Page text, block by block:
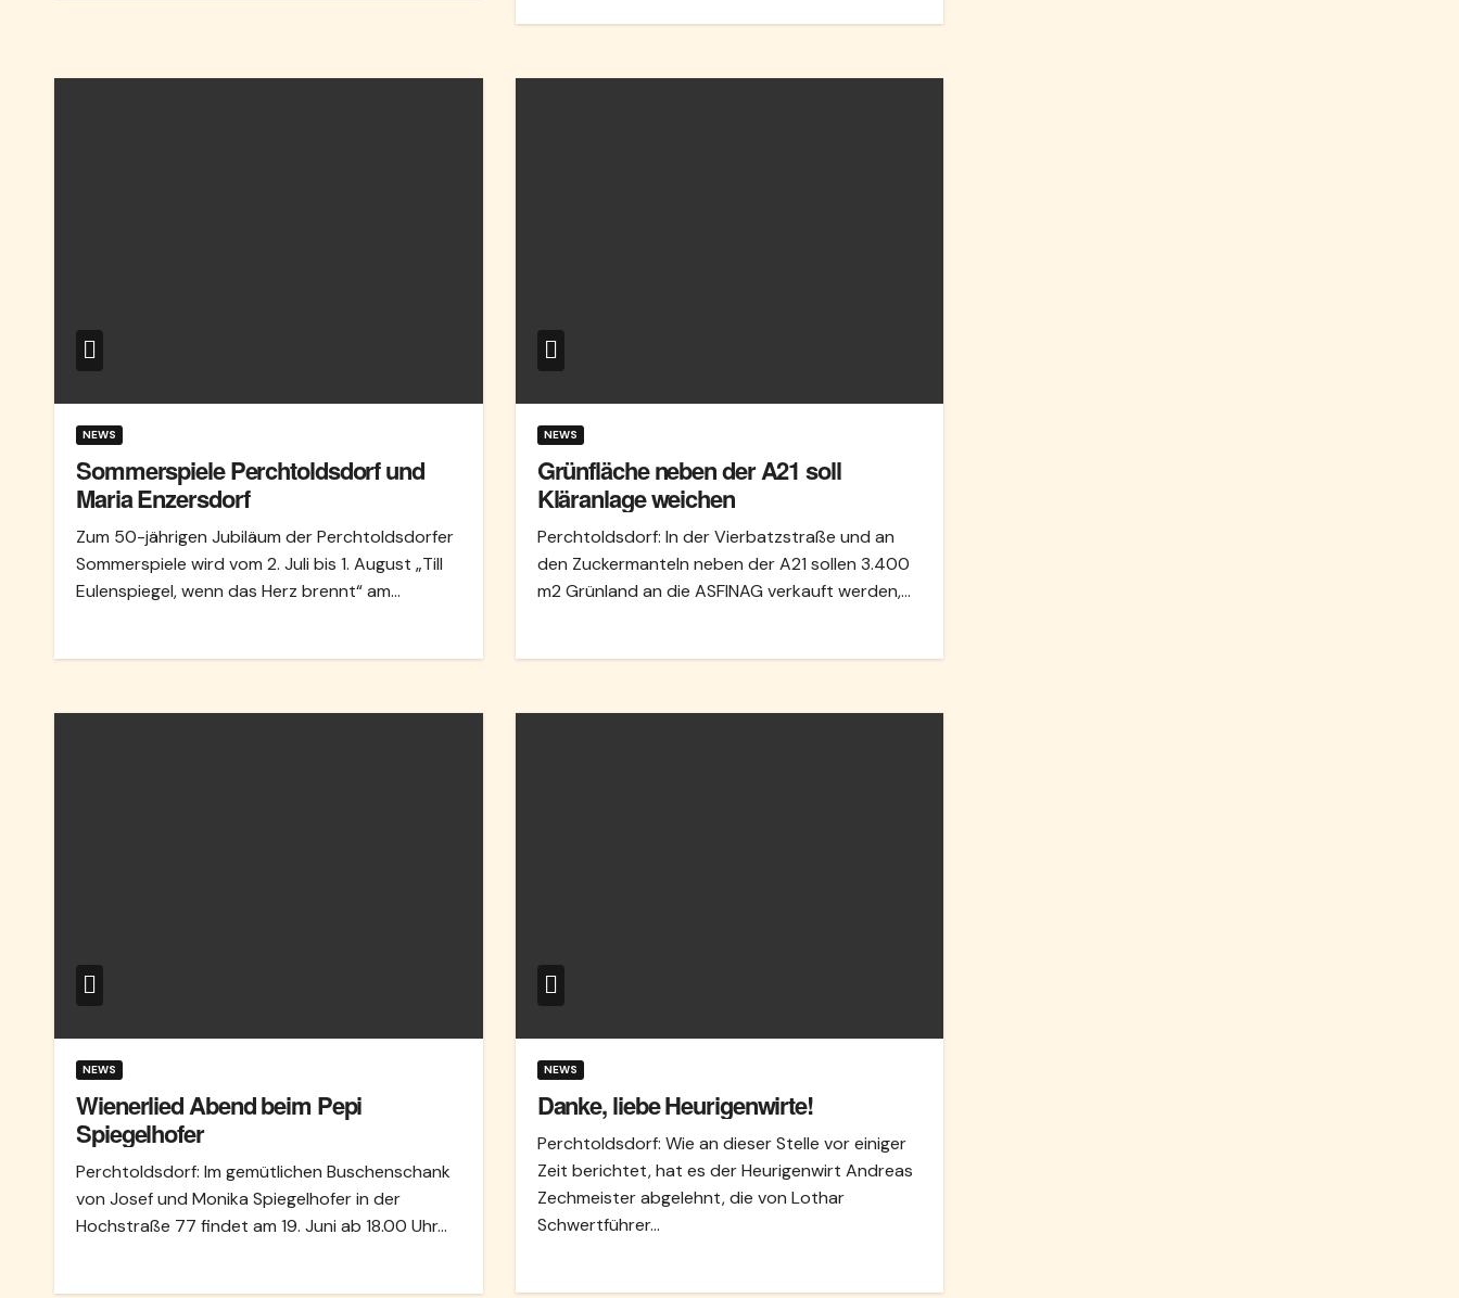
NEWS
Sommerspiele Perchtoldsdorf und
Maria Enzersdorf
Zum 50-jährigen Jubiläum der Perchtoldsdorfer
Sommerspiele wird vom 2. Juli bis 1. August „Till
Eulenspiegel, wenn das Herz brennt“ am…
NEWS
Grünfläche neben der A21 soll
Kläranlage weichen
Perchtoldsdorf: In der Vierbatzstraße und an
den Zuckermanteln neben der A21 sollen 3.400
m2 Grünland an die ASFINAG verkauft werden,…
NEWS
Wienerlied Abend beim Pepi
Spiegelhofer
Perchtoldsdorf: Im gemütlichen Buschenschank
von Josef und Monika Spiegelhofer in der
Hochstraße 77 findet am 19. Juni ab 18.00 Uhr…
NEWS
Danke, liebe Heurigenwirte!
Perchtoldsdorf: Wie an dieser Stelle vor einiger
Zeit berichtet, hat es der Heurigenwirt Andreas
Zechmeister abgelehnt, die von Lothar
Schwertführer…